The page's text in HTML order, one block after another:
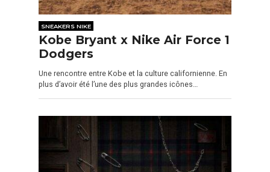
SNEAKERS NIKE
Kobe Bryant x Nike Air Force 1
Dodgers
Une rencontre entre Kobe et la culture californienne. En
plus d’avoir été l’une des plus grandes icônes…